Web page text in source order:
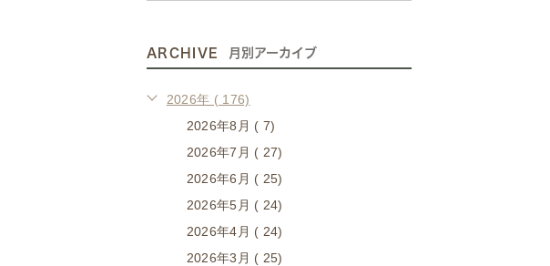
ARCHIVE 月別アーカイブ
2026年 ( 176)
2026年8月 ( 7)
2026年7月 ( 27)
2026年6月 ( 25)
2026年5月 ( 24)
2026年4月 ( 24)
2026年3月 ( 25)